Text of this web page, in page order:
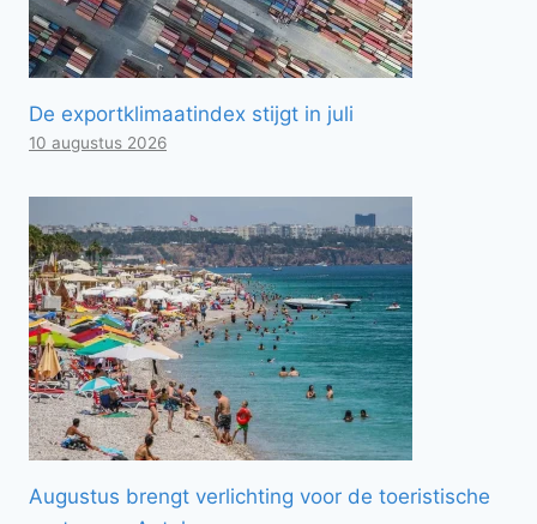
De exportklimaatindex stijgt in juli
10 augustus 2026
Augustus brengt verlichting voor de toeristische